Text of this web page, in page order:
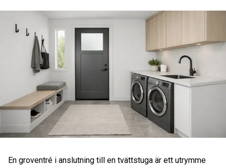
En groventré i anslutning till en tvättstuga är ett utrymme